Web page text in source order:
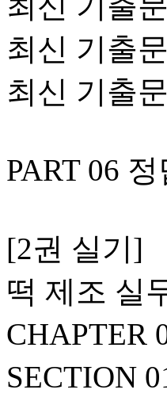
최신 기출
최신 기출
PART 06
[2권 실기]
떡 제조 실
CHAPTER
SECTION